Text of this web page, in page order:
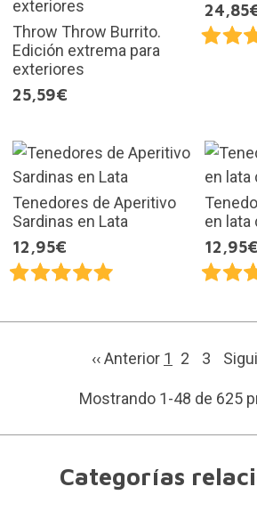
Throw Throw Burrito.
Edición extrema para
exteriores
25,59€
Tenedores de Aperitivo
Sardinas en Lata
12,95€
en lata
12,95€
‹‹ Anterior 1 2 3
Mostrando 1-48 de 625
Categorías